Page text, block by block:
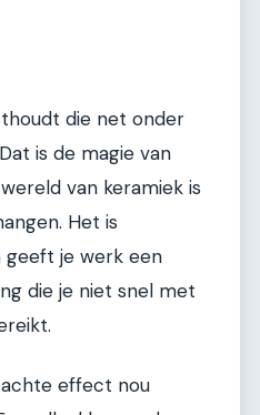
die net onder
is de magie van
van keramiek is
Het is
geeft je werk een
die je niet snel met
effect nou